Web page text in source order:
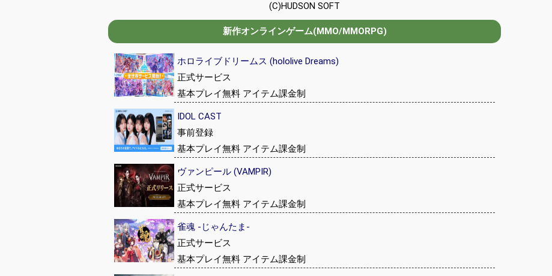
(C)HUDSON SOFT
新作オンラインゲーム(MMO/MMORPG)
ホロライブドリームス (hololive Dreams)
正式サービス
基本プレイ無料 アイテム課金制
IDOL CAST
事前登録
基本プレイ無料 アイテム課金制
ヴァンピール (VAMPIR)
正式サービス
基本プレイ無料 アイテム課金制
雀魂 -じゃんたま-
正式サービス
基本プレイ無料 アイテム課金制